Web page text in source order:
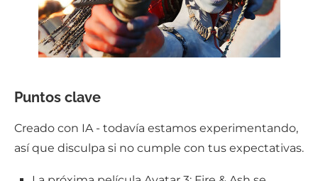
Puntos clave
Creado con IA - todavía estamos experimentando,
así que disculpa si no cumple con tus expectativas.